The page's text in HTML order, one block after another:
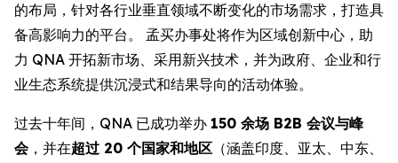
的布局，针对各行业垂直领域不断变化的市场需求，打造具
备高影响力的平台。 孟买办事处将作为区域创新中心，助
力 QNA 开拓新市场、采用新兴技术，并为政府、企业和行
业生态系统提供沉浸式和结果导向的活动体验。
过去十年间，QNA 已成功举办 150 余场 B2B 会议与峰
会，并在超过 20 个国家和地区 （涵盖印度、亚太、中东、